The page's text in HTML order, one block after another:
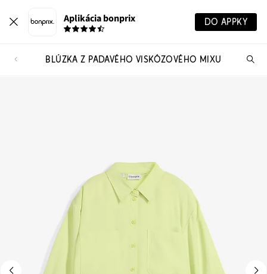
Aplikácia bonprix DO APPKY
BLÚZKA Z PADAVÉHO VISKÓZOVÉHO MIXU